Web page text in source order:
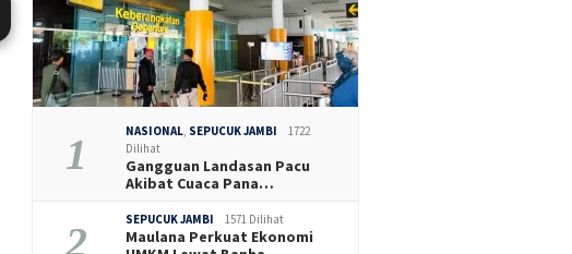
1 NASIONAL SEPUCUK JAMBI
1722
Dilihat
Gangguan Landasan Pacu
Akibat Cuaca Pana…
2 SEPUCUK JAMBI 1571 Dilihat
Maulana Perkuat Ekonomi